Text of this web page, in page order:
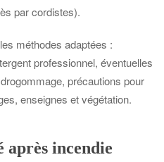
par cordistes).
méthodes adaptées :
professionnel, éventuelles
précautions pour
enseignes et végétation.
après incendie